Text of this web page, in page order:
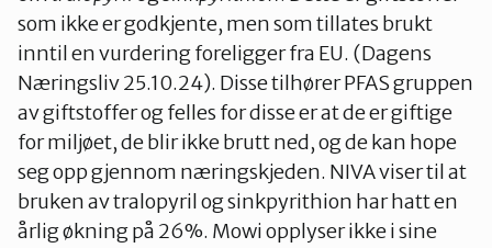
som ikke er godkjente, men som tillates brukt
inntil en vurdering foreligger fra EU. (Dagens
Næringsliv 25.10.24). Disse tilhører PFAS gruppen
av giftstoffer og felles for disse er at de er giftige
for miljøet, de blir ikke brutt ned, og de kan hope
seg opp gjennom næringskjeden. NIVA viser til at
bruken av tralopyril og sinkpyrithion har hatt en
årlig økning på 26%. Mowi opplyser ikke i sine